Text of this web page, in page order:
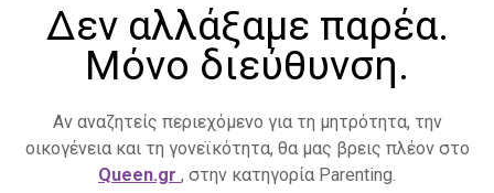
Δεν αλλάξαμε παρέα.
Μόνο διεύθυνση.
Αν αναζητείς περιεχόμενο για τη μητρότητα, την
οικογένεια και τη γονεϊκότητα, θα μας βρεις πλέον στο
Queen.gr , στην κατηγορία Parenting.